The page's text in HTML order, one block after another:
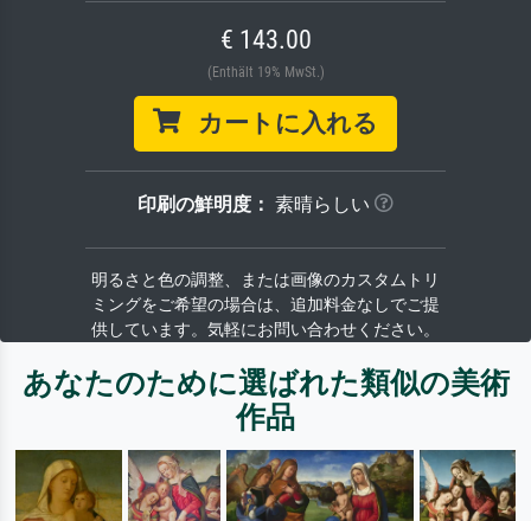
€ 143.00
(Enthält 19% MwSt.)
カートに入れる
印刷の鮮明度： 素晴らしい
明るさと色の調整、または画像のカスタムトリ
ミングをご希望の場合は、追加料金なしでご提
供しています。気軽にお問い合わせください。
あなたのために選ばれた類似の美術
作品